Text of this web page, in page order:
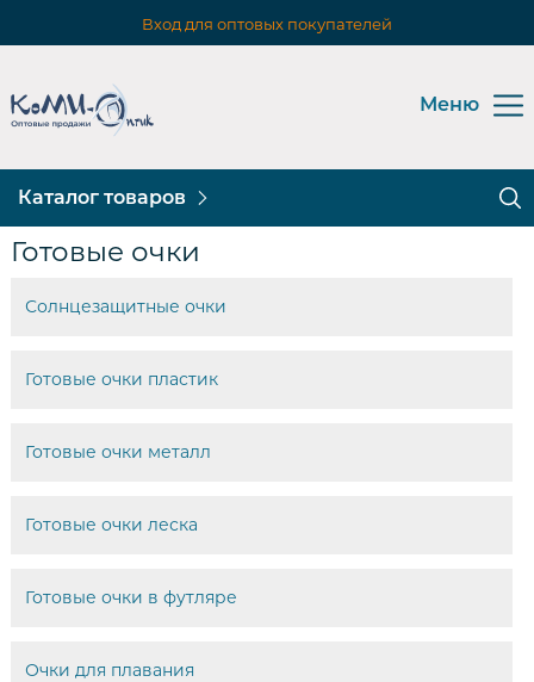
Вход для оптовых покупателей
Меню
Каталог товаров
Готовые очки
Солнцезащитные очки
Готовые очки пластик
Готовые очки металл
Готовые очки леска
Готовые очки в футляре
Очки для плавания